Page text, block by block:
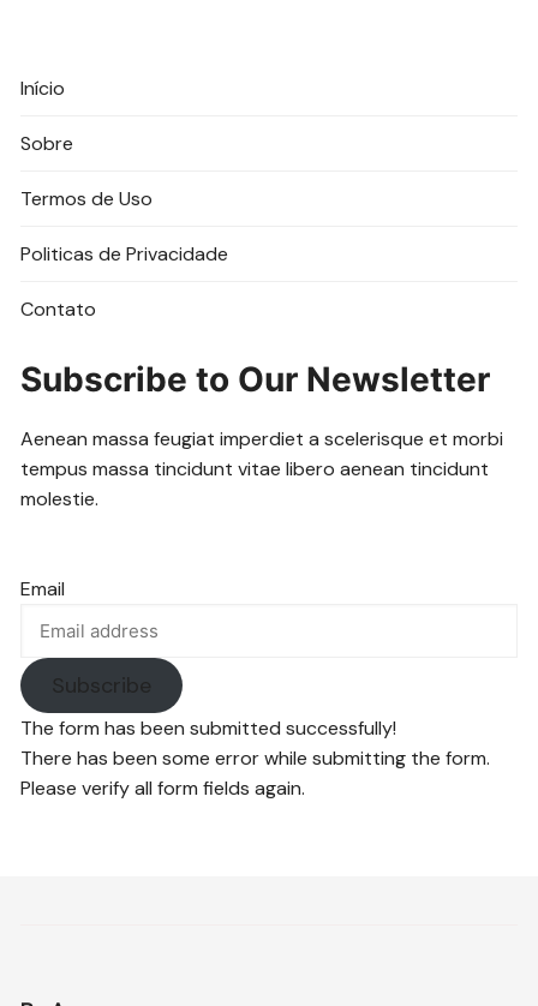
Início
Sobre
Termos de Uso
Politicas de Privacidade
Contato
Subscribe to Our Newsletter
Aenean massa feugiat imperdiet a scelerisque et morbi
tempus massa tincidunt vitae libero aenean tincidunt
molestie.
Email
Subscribe
The form has been submitted successfully!
There has been some error while submitting the form.
Please verify all form fields again.